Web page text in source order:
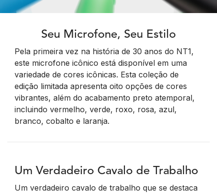
Seu Microfone, Seu Estilo
Pela primeira vez na história de 30 anos do NT1,
este microfone icônico está disponível em uma
variedade de cores icônicas. Esta coleção de
edição limitada apresenta oito opções de cores
vibrantes, além do acabamento preto atemporal,
incluindo vermelho, verde, roxo, rosa, azul,
branco, cobalto e laranja.
Um Verdadeiro Cavalo de Trabalho
Um verdadeiro cavalo de trabalho que se destaca